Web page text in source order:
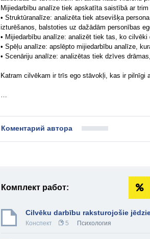
Mijiedarbību analīze tiek apskatīta saistībā ar
• Struktūranalīze: analizēta tiek atsevišķa
izturēšanos, balstoties uz dažādām personības
• Mijiedarbību analīze: analizēt tiek tas, ko cilvēki
• Spēļu analīze: apslēpto mijiedarbību analīze,
• Scenāriju analīze: analizētas tiek dzīves
Katram cilvēkam ir trīs ego stāvokļi, kas ir
…
Коментарий автора
Комплект работ:
Cilvēku darbību raksturojošie
Конспект 5 Психология